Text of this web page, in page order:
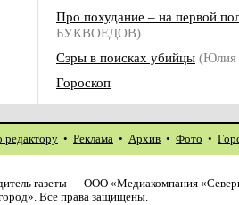
Про похудание – на первой
БУКВОЕДОВ)
Сэры в поисках убийцы
Гороскоп
редактору • Реклама • Архив • Фото •
газеты — ООО «Медиакомпания
Все права защищены.